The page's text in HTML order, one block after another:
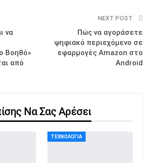
να
Βοηθό»
από
NEXT POST
Πώς να αγοράσετε
ψηφιακό περιεχόμενο σε
εφαρμογές Amazon στο
Android
Να Σας Αρέσει
ΤΕΧΝΟΛΟΓΊΑ